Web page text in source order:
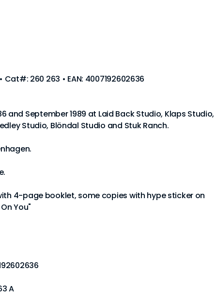
Cat#: 260 263 • EAN: 4007192602636
and September 1989 at Laid Back Studio, Klaps Studio,
Studio, Blöndal Studio and Stuk Ranch.
4-page booklet, some copies with hype sticker on
You"
A